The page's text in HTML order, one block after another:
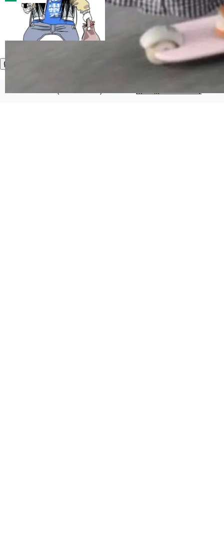
装完即用。 开源地址：Gitee · GitCode · GitHu
b 安装 支持 Java 8+（8~26）、macOS / Linu
x / Windows / Harmony PC。 # macOS / Linu
x / Harmony PC curl -fsSL https://solon.noea
体。企业级代码仓库通常包含数十万乃至数百万
个文件，其规模远超单次模型调用可承载的上下
文窗口。随着项目规模的持续扩张与代码历史的
不断累积，代码仓中的模块关系、接口契约、业
务逻辑等关键信息往往分散于数十乃至数百个文
件之中，形成高度复杂的知识关联网络。传统的